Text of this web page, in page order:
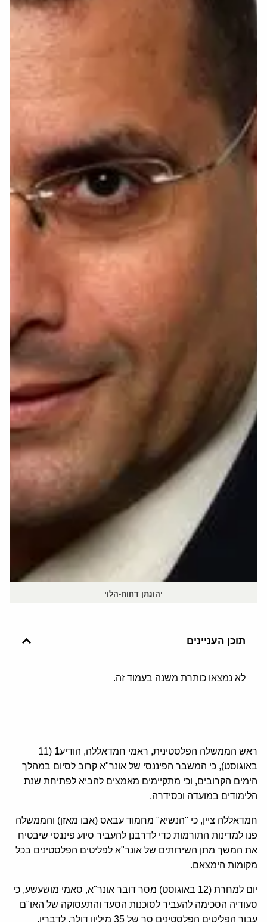
יהונתן דחוח-הלוי
תוכן העניינים
לא נמצאו כותרת משנה בעמוד זה.
ראש הממשלה הפלסטינית, ראמי חמדאללה, הודיע1
(11
באוגוסט), כי המשבר הפיננסי של אונר"א קרוב לסיום במהלך
הימים הקרובים, וכי מתקיימים מאמצים להביא לפתיחת שנת
הלימודים במועדה וכסידרה.
חמדאללה ציין, כי "הנשיא" מחמוד עבאס (אבו מאזן) והממשלה
פנו למדינות התורמות כדי לדרבנן להעביר סיוע פיננסי שיבטיח
את המשך מתן השירותים של אונר"א לפליטים הפלסטינים בכל
מקומות הימצאם.
יום למחרת (12 באוגוסט) מסר דובר אונר"א, סאמי מושעשע, כי
סעודיה הסכימה להעביר לסוכנות הסעד והתעסוקה של האו"ם
עבור הפליטים הפלסטינים סך של 35 מיליון דולר. לדבריו,